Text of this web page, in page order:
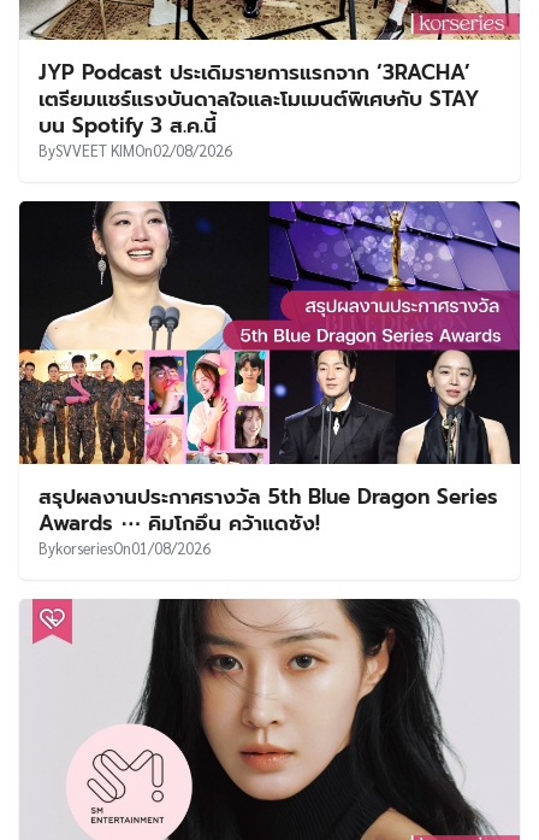
JYP Podcast ประเดิมรายการแรกจาก ‘3RACHA’
เตรียมแชร์แรงบันดาลใจและโมเมนต์พิเศษกับ STAY
บน Spotify 3 ส.ค.นี้
BySVVEET KIMOn02/08/2026
สรุปผลงานประกาศรางวัล 5th Blue Dragon Series
Awards ⋯ คิมโกอึน คว้าแดซัง!
BykorseriesOn01/08/2026